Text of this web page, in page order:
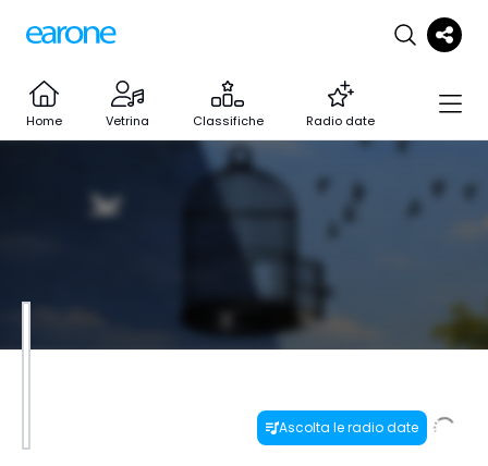
Home Vetrina Classifiche Radio date
Ascolta le radio date